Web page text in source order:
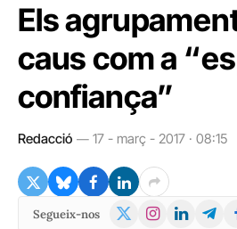
Els
caus com a
confiança”
Redacció 17 - març - 2017 · 08:15
Segueix-nos
X
Instagram
LinkedIn